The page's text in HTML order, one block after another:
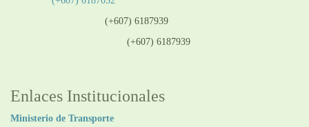
(+607) 6187939
(+607) 6187939
Enlaces Institucionales
Ministerio de Transporte